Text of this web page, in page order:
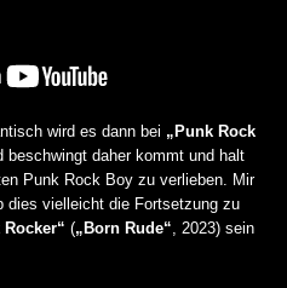
wird es dann bei „Punk Rock
beschwingt daher kommt und halt
Punk Rock Boy zu verlieben. Mir
dies vielleicht die Fortsetzung zu
Rocker“ („Born Rude“ , 2023) sein